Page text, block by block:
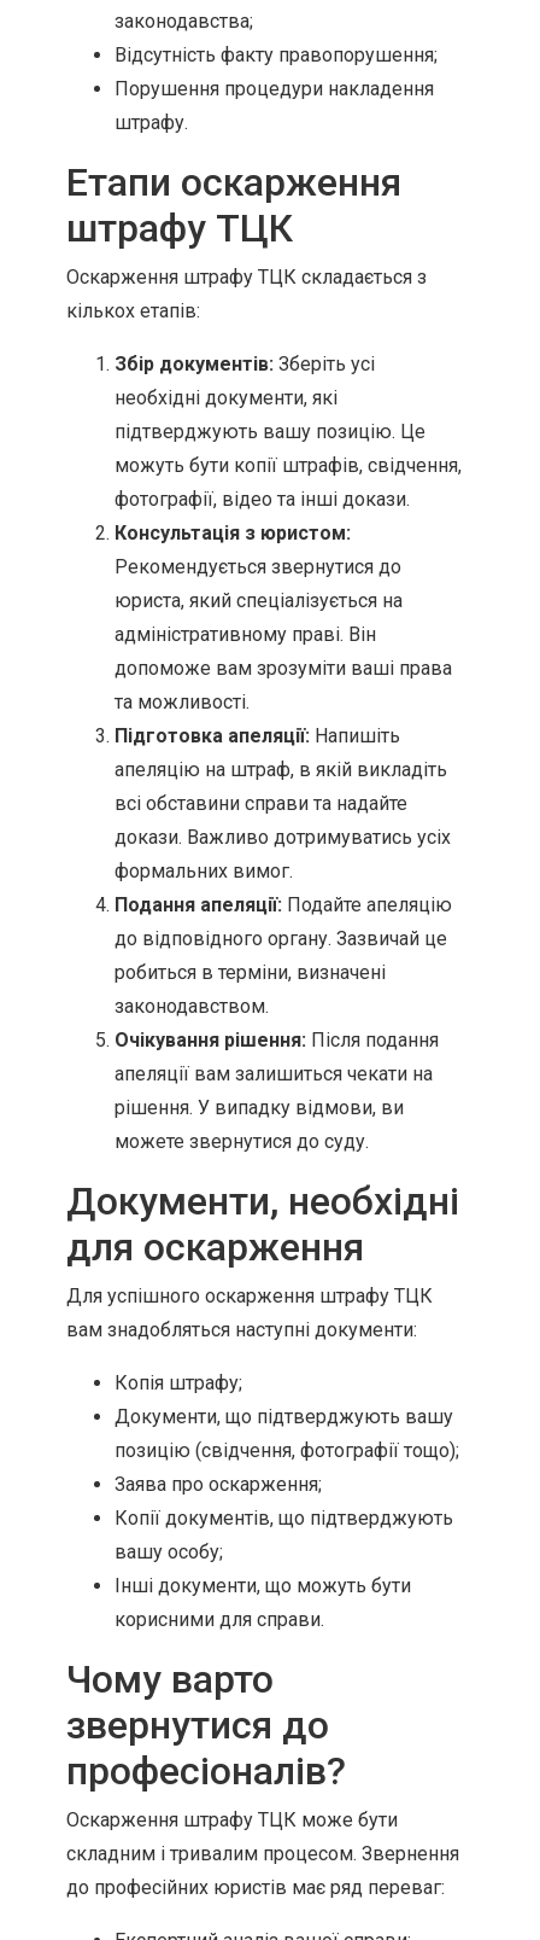
законодавства;
Відсутність факту правопорушення;
Порушення процедури накладення
штрафу.
Етапи оскарження
штрафу ТЦК
Оскарження штрафу ТЦК складається з
кількох етапів:
Збір документів: Зберіть усі
необхідні документи, які
підтверджують вашу позицію. Це
можуть бути копії штрафів, свідчення,
фотографії, відео та інші докази.
Консультація з юристом:
Рекомендується звернутися до
юриста, який спеціалізується на
адміністративному праві. Він
допоможе вам зрозуміти ваші права
та можливості.
Підготовка апеляції: Напишіть
апеляцію на штраф, в якій викладіть
всі обставини справи та надайте
докази. Важливо дотримуватись усіх
формальних вимог.
Подання апеляції: Подайте апеляцію
до відповідного органу. Зазвичай це
робиться в терміни, визначені
законодавством.
Очікування рішення: Після подання
апеляції вам залишиться чекати на
рішення. У випадку відмови, ви
можете звернутися до суду.
Документи, необхідні
для оскарження
Для успішного оскарження штрафу ТЦК
вам знадобляться наступні документи:
Копія штрафу;
Документи, що підтверджують вашу
позицію (свідчення, фотографії тощо);
Заява про оскарження;
Копії документів, що підтверджують
вашу особу;
Інші документи, що можуть бути
корисними для справи.
Чому варто
звернутися до
професіоналів?
Оскарження штрафу ТЦК може бути
складним і тривалим процесом. Звернення
до професійних юристів має ряд переваг: